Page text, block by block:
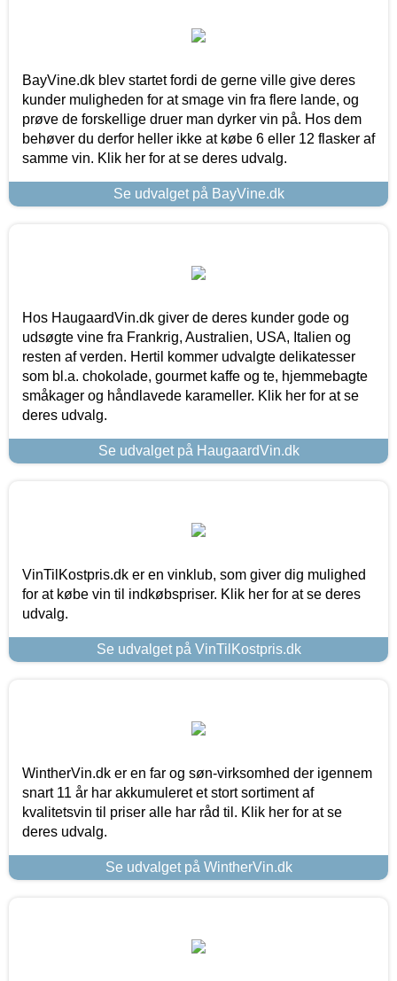
BayVine.dk blev startet fordi de gerne ville give deres
kunder muligheden for at smage vin fra flere lande, og
prøve de forskellige druer man dyrker vin på. Hos dem
behøver du derfor heller ikke at købe 6 eller 12 flasker af
samme vin. Klik her for at se deres udvalg.
Se udvalget på BayVine.dk
Hos HaugaardVin.dk giver de deres kunder gode og
udsøgte vine fra Frankrig, Australien, USA, Italien og
resten af verden. Hertil kommer udvalgte delikatesser
som bl.a. chokolade, gourmet kaffe og te, hjemmebagte
småkager og håndlavede karameller. Klik her for at se
deres udvalg.
Se udvalget på HaugaardVin.dk
VinTilKostpris.dk er en vinklub, som giver dig mulighed
for at købe vin til indkøbspriser. Klik her for at se deres
udvalg.
Se udvalget på VinTilKostpris.dk
WintherVin.dk er en far og søn-virksomhed der igennem
snart 11 år har akkumuleret et stort sortiment af
kvalitetsvin til priser alle har råd til. Klik her for at se
deres udvalg.
Se udvalget på WintherVin.dk